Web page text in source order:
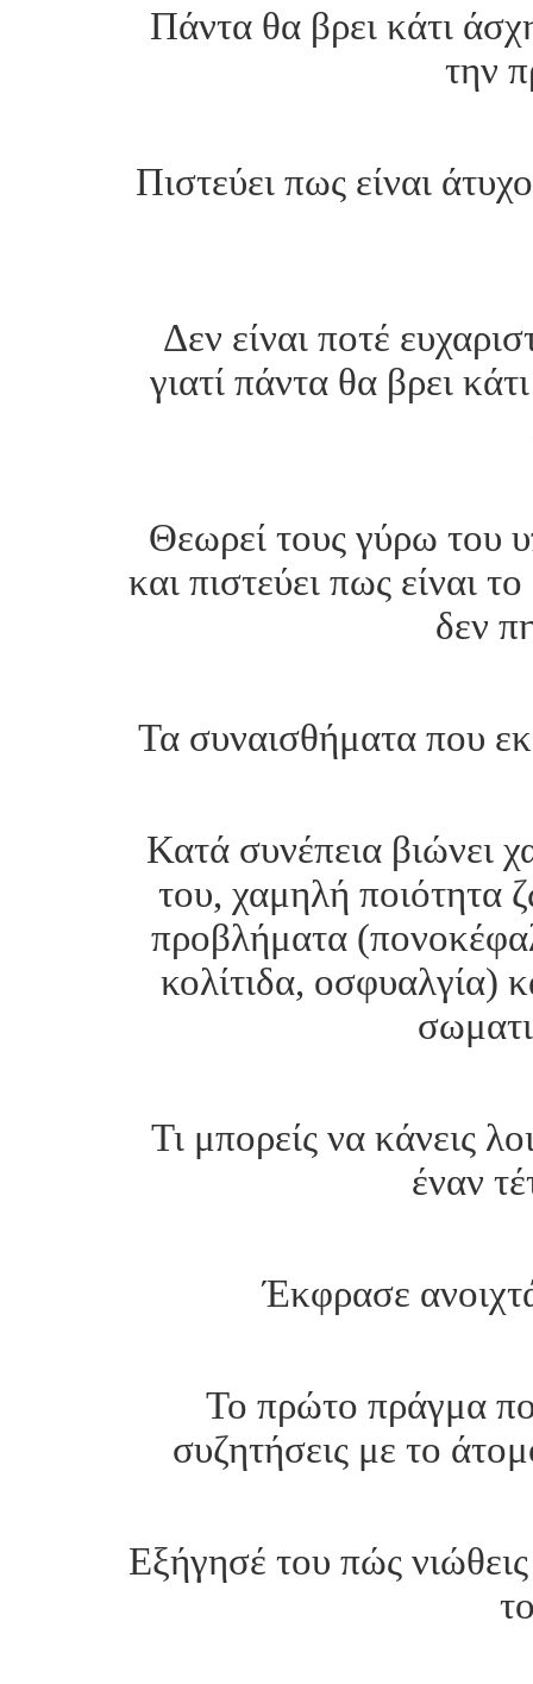
Πάντα θα βρει κάτι
την
Πιστεύει πως είναι
Δεν είναι ποτέ
γιατί πάντα θα βρει
Θεωρεί τους γύρω του
και πιστεύει πως είναι
δεν
Τα συναισθήματα που
Κατά συνέπεια βιώνει
του, χαμηλή ποιότητα
προβλήματα
κολίτιδα, οσφυαλγία)
Τι μπορείς να κάνεις
έναν
Έκφρασε
Το πρώτο πράγμα
συζητήσεις με το
Εξήγησέ του πώς